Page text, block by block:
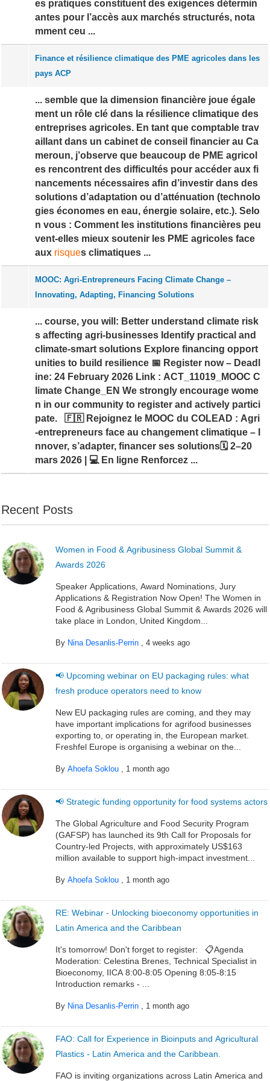
es pratiques constituent des exigences détermin
antes pour l’accès aux marchés structurés, nota
mment ceu ...
Finance et résilience climatique des PME agricoles dans les
pays ACP
... semble que la dimension financière joue égale
ment un rôle clé dans la résilience climatique des
entreprises agricoles. En tant que comptable trav
aillant dans un cabinet de conseil financier au Ca
meroun, j’observe que beaucoup de PME agricol
es rencontrent des difficultés pour accéder aux fi
nancements nécessaires afin d’investir dans des
solutions d’adaptation ou d’atténuation (technolo
gies économes en eau, énergie solaire, etc.). Selo
n vous : Comment les institutions financières peu
vent-elles mieux soutenir les PME agricoles face
aux risques climatiques ...
MOOC: Agri-Entrepreneurs Facing Climate Change –
Innovating, Adapting, Financing Solutions
... course, you will: Better understand climate risk
s affecting agri-businesses Identify practical and
climate-smart solutions Explore financing opport
unities to build resilience 📅 Register now – Deadl
ine: 24 February 2026 Link : ACT_11019_MOOC C
limate Change_EN We strongly encourage wome
n in our community to register and actively partici
pate. 🇫🇷 Rejoignez le MOOC du COLEAD : Agri
-entrepreneurs face au changement climatique – I
nnover, s’adapter, financer ses solutions🗓 2–20
mars 2026 | 💻 En ligne Renforcez ...
Recent Posts
Women in Food & Agribusiness Global Summit &
Awards 2026
Speaker Applications, Award Nominations, Jury
Applications & Registration Now Open! The Women in
Food & Agribusiness Global Summit & Awards 2026 will
take place in London, United Kingdom...
By Nina Desanlis-Perrin 4 weeks ago
📢 Upcoming webinar on EU packaging rules: what
fresh produce operators need to know
New EU packaging rules are coming, and they may
have important implications for agrifood businesses
exporting to, or operating in, the European market.
Freshfel Europe is organising a webinar on the...
By Ahoefa Soklou 1 month ago
📢 Strategic funding opportunity for food systems actors
The Global Agriculture and Food Security Program
(GAFSP) has launched its 9th Call for Proposals for
Country-led Projects, with approximately US$163
million available to support high-impact investment...
By Ahoefa Soklou 1 month ago
RE: Webinar - Unlocking bioeconomy opportunities in
Latin America and the Caribbean
It's tomorrow! Don't forget to register: 📋Agenda
Moderation: Celestina Brenes, Technical Specialist in
Bioeconomy, IICA 8:00-8:05 Opening 8:05-8:15
Introduction remarks - ...
By Nina Desanlis-Perrin 1 month ago
FAO: Call for Experience in Bioinputs and Agricultural
Plastics - Latin America and the Caribbean.
FAO is inviting organizations across Latin America and